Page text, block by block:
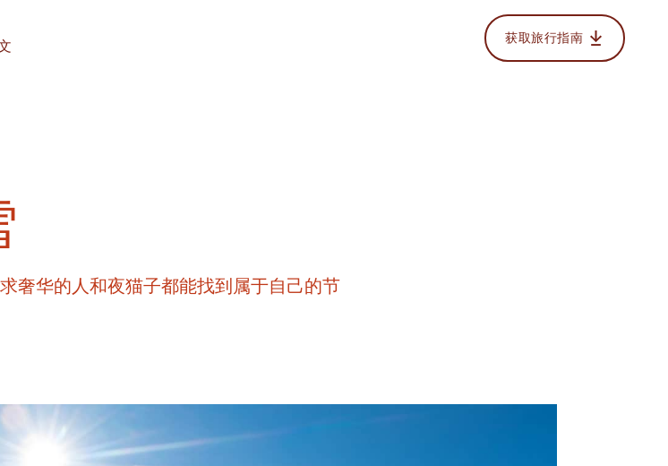
获取旅行指南
奢华的人和夜猫子都能找到属于自己的节